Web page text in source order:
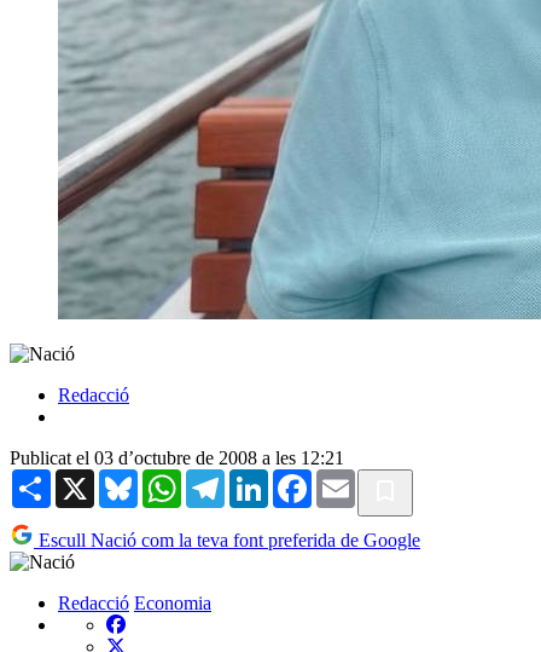
Redacció
Publicat el 03 d’octubre de 2008 a les 12:21
Share X BlueskyWhatsAppTelegramLinkedInFacebook
Email
Escull Nació com la teva font preferida de Google
Redacció Economia